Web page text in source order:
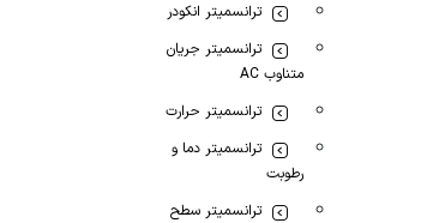
ترانسمیتر انکودر
ترانسمیتر جریان
متناوب AC
ترانسمیتر حرارت
ترانسمیتر دما و
رطوبت
ترانسمیتر سطح